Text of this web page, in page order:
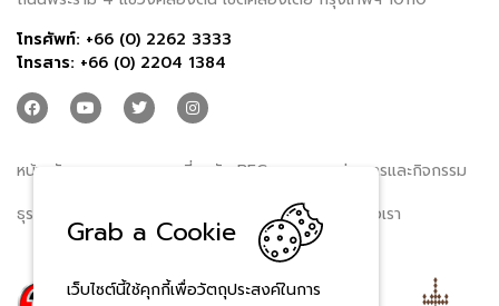
Grab a Cookie
เว็บไซต์นี้ใช้คุกกี้เพื่อวัตถุประสงค์ในการ
โทรศัพท์: +66 (0) 2262 3333
โทรสาร: +66 (0) 2204 1384
หน้าหลัก
ธุรกิจของเรา
เกี่ยวกับ BEC
นักลงทุนสัมพันธ์
ข่าวสารและกิจกรรม
ติดต่อเรา